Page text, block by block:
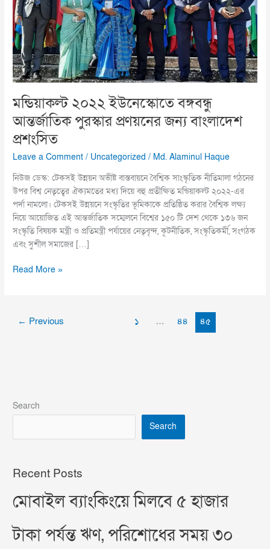
মন্ডিয়াকল্ট ২০২২ ইউনেস্কোতে বঙ্গবন্ধু
আন্তর্জাতিক পুরস্কার প্রণয়নের জন্য বাংলাদেশ
প্রশংসিত
Leave a Comment / Uncategorized / Md. Alaminul Haque
নিউজ ডেস্ক: টেকসই উন্নয়ন অভীষ্ট বাস্তবায়নে বৈশ্বিক সাংস্কৃতিক নীতিমালা গঠনের
উপর বিশ্ব নেতৃত্বের ঐক্যমতের মধ্য দিয়ে বহু প্রতীক্ষিত মন্ডিয়াকল্ট ২০২২-এর
পর্দা নামলো। টেকসই উন্নয়নে সংস্কৃতির ভূমিকাকে প্রতিষ্ঠিত করার বৈশ্বিক লক্ষ্য
নিয়ে আয়োজিত এই আন্তর্জাতিক সম্মেলনে বিশ্বের ১৫০ টি দেশ থেকে ১৩৬ জন
সংস্কৃতি বিষয়ক মন্ত্রী ও প্রতিমন্ত্রী পর্যায়ের নেতৃবৃন্দ, কূটনীতিক, সংস্কৃতিকর্মী, সংগঠক
এবং সুশীল সমাজের […]
আন্তর্জাতিক
পুরস্কার
প্রণয়নের
জন্য
বাংলাদেশ
প্রশংসিত
Read More »
← Previous ১ … ৪৪ ৪৫
Search
Search
Recent Posts
মোবাইল ব্যাংকিংয়ে মিলবে ৫ হাজার
টাকা পর্যন্ত ঋণ, পরিশোধের সময় ৩০